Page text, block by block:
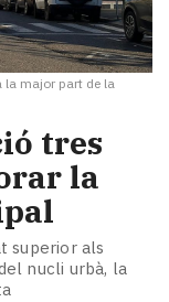
la major part de la
tres
la
superior als
nucli urbà, la